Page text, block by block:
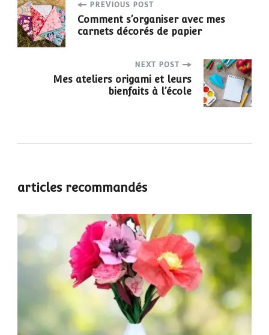
PREVIOUS POST
Comment s’organiser avec mes
carnets décorés de papier
NEXT POST
Mes ateliers origami et leurs
bienfaits à l’école
articles recommandés